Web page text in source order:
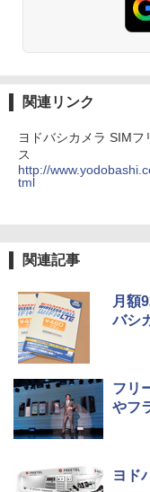
関連リンク
ヨドバシカメラ SIM
ス
http://
tml
関連記事
月額
バシ
フリ
やフ
ヨド